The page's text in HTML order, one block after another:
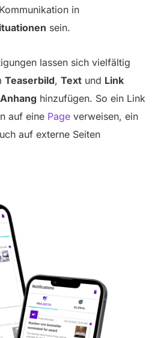
in
sein.
lassen sich vielfältig
Teaserbild, Text und Link
Anhang hinzufügen. So ein Link
auf eine Page verweisen, ein
auf externe Seiten